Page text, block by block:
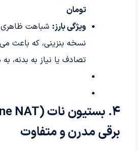
تومان
ویژگی بارز: شباهت ظاهری
نسخه بنزینی، که باعث
تصادف یا نیاز به بدنه،
۴. بستیون نات(Bestune NAT)
برقی مدرن و متفاوت